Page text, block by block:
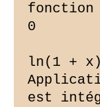
0
ln(1 + x)
est